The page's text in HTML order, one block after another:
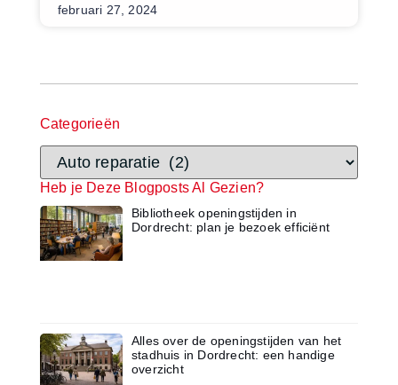
Categorieën
Heb je Deze Blogposts Al Gezien?
Bibliotheek openingstijden in
Dordrecht: plan je bezoek efficiënt
Alles over de openingstijden van het
stadhuis in Dordrecht: een handige
overzicht
februari 27, 2024